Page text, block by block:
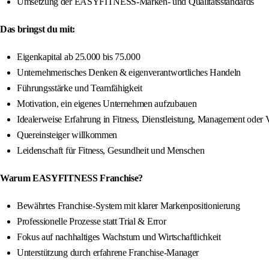
Das bringst du mit:
Eigenkapital ab 25.000 bis 75.000
Unternehmerisches Denken & eigenverantwortliches Handeln
Führungsstärke und Teamfähigkeit
Motivation, ein eigenes Unternehmen aufzubauen
Idealerweise Erfahrung in Fitness, Dienstleistung, Management oder
Quereinsteiger willkommen
Leidenschaft für Fitness, Gesundheit und Menschen
Warum EASYFITNESS Franchise?
Bewährtes Franchise-System mit klarer Markenpositionierung
Professionelle Prozesse statt Trial & Error
Fokus auf nachhaltiges Wachstum und Wirtschaftlichkeit
Unterstützung durch erfahrene Franchise-Manager